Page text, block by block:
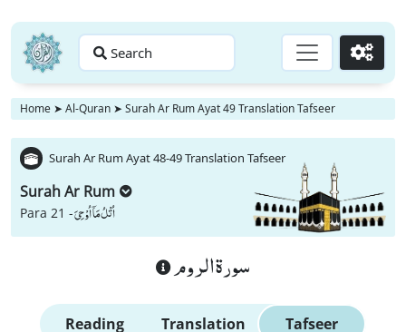
Search Go
Home ➤ Al-Quran ➤ Surah Ar Rum Ayat 49 Translation Tafseer
Surah Ar Rum Ayat 48-49 Translation Tafseer
Surah Ar Rum
Para 21 -اُتْلُ مَاۤ اُوْحِیَ
سورة الروم
Reading Translation Tafseer